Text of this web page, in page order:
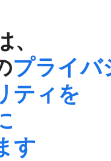
プライバ
ティを​
す